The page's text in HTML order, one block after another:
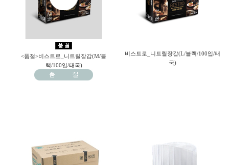
<품절>비스트로_니트릴장갑(M/블
랙/100입/태국)
비스트로_니트릴장갑(L/블랙/100입/태
국)